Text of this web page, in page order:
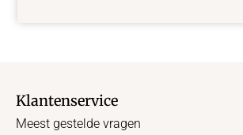
Klantenservice
Meest gestelde vragen